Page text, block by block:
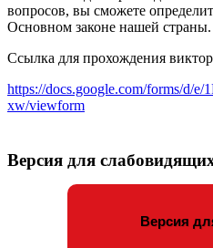
вопросов, вы сможете
Основном законе нашей страны.
Ссылка для прохождения
https://docs.google.com/forms/d/
xw/viewform
Версия для
Версия